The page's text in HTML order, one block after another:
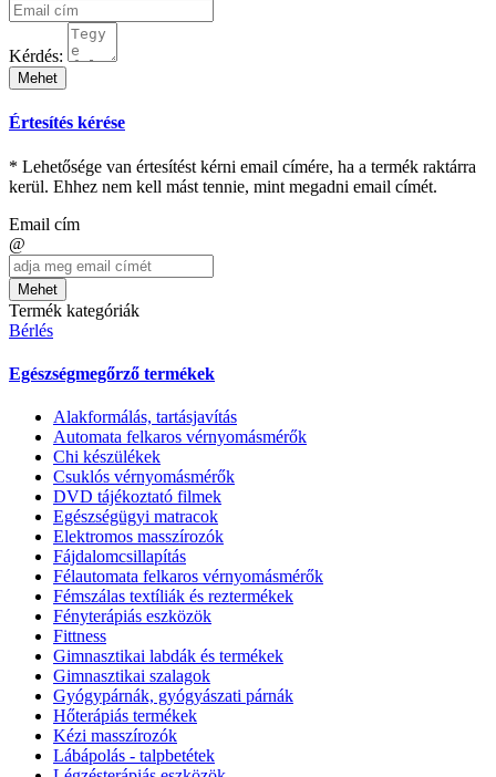
Kérdés:
Mehet
Értesítés kérése
* Lehetősége van értesítést kérni email címére, ha a termék raktárra
kerül. Ehhez nem kell mást tennie, mint megadni email címét.
Email cím
@
Mehet
Termék kategóriák
Bérlés
Egészségmegőrző termékek
Alakformálás, tartásjavítás
Automata felkaros vérnyomásmérők
Chi készülékek
Csuklós vérnyomásmérők
DVD tájékoztató filmek
Egészségügyi matracok
Elektromos masszírozók
Fájdalomcsillapítás
Félautomata felkaros vérnyomásmérők
Fémszálas textíliák és reztermékek
Fényterápiás eszközök
Fittness
Gimnasztikai labdák és termékek
Gimnasztikai szalagok
Gyógypárnák, gyógyászati párnák
Hőterápiás termékek
Kézi masszírozók
Lábápolás - talpbetétek